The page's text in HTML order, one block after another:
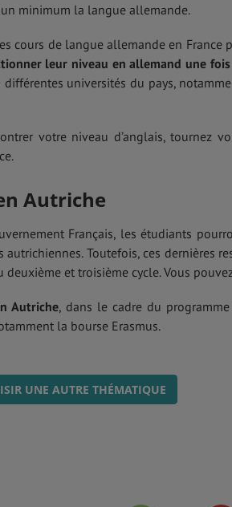
minimum la langue allemande.
cours de langue allemande en France
leur niveau en allemand une
universités du pays,
votre niveau d’anglais, tournez
Autriche
Français, les étudiants
Toutefois, ces dernières
et troisième cycle. Vous
Autriche, dans le cadre du programme
la bourse Erasmus.
UNE AUTRE THÉMATIQUE